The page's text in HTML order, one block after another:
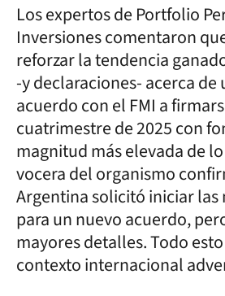
Los expertos de Portfolio
Inversiones comentaron
reforzar la tendencia
-y declaraciones- acerca
acuerdo con el FMI a
cuatrimestre de 2025 con
magnitud más elevada de
vocera del organismo
Argentina solicitó iniciar las
para un nuevo acuerdo,
mayores detalles. Todo
contexto internacional